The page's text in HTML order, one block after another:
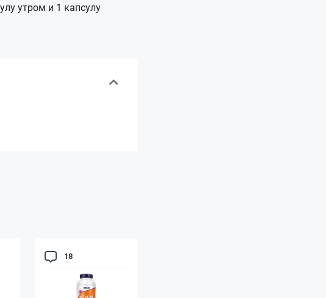
утром и 1 капсулу
18